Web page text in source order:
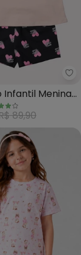
Infantil Menina
Infantil Menina
89,90